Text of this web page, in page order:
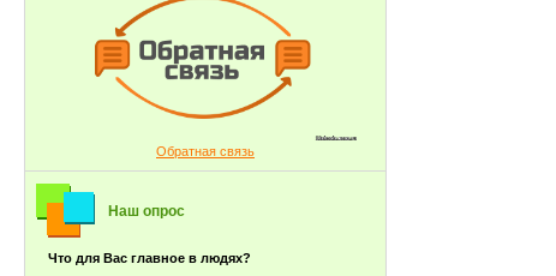
Обратная связь
Наш опрос
Что для Вас главное в людях?